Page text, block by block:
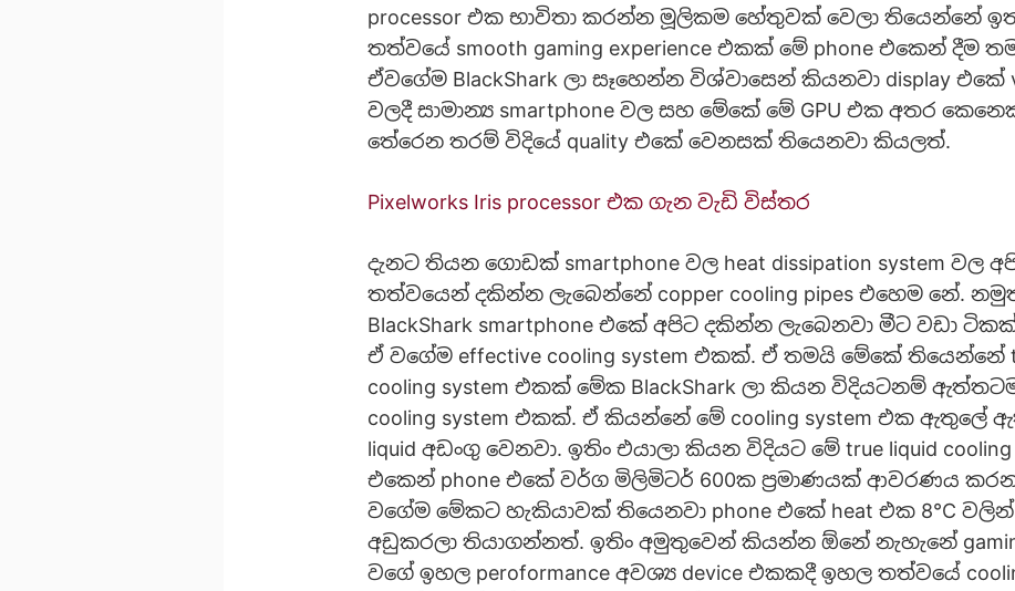
processor එක භාවිතා කරන්න මූලිකම හේතුවක් වෙලා තියෙන්නේ
තත්වයේ smooth gaming experience එකක් මේ phone එකෙන් දීම
ඒවගේම BlackShark ලා සෑහෙන්න විශ්වාසෙන් කියනවා display එකේ
වලදී සාමාන්‍ය smartphone වල සහ මේකේ මේ GPU එක අතර
තේරෙන තරම් විදියේ quality එකේ වෙනසක් තියෙනවා කියලත්.
Pixelworks Iris processor එක ගැන වැඩි විස්තර
දැනට තියන ගොඩක් smartphone වල heat dissipation system වල
තත්වයෙන් දකින්න ලැබෙන්නේ copper cooling pipes එහෙම නේ.
BlackShark smartphone එකේ අපිට දකින්න ලැබෙනවා මීට වඩා ටිකක්
ඒ වගේම effective cooling system එකක්. ඒ තමයි මේකේ තියෙන්නේ
cooling system එකක් මේක BlackShark ලා කියන විදියටනම්
cooling system එකක්. ඒ කියන්නේ මේ cooling system එක ඇතුලේ
liquid අඩංගු වෙනවා. ඉතිං එයාලා කියන විදියට මේ true liquid cooling
එකෙන් phone එකේ වර්ග මිලිමිටර් 600ක ප්‍රමාණයක් ආවරණය
වගේම මේකට හැකියාවක් තියෙනවා phone එකේ heat එක 8°C
අඩුකරලා තියාගන්නත්. ඉතිං අමුතුවෙන් කියන්න ඕනේ නැහැනේ
වගේ ඉහල peroformance අවශ්‍ය device එකකදී ඉහල තත්වයේ